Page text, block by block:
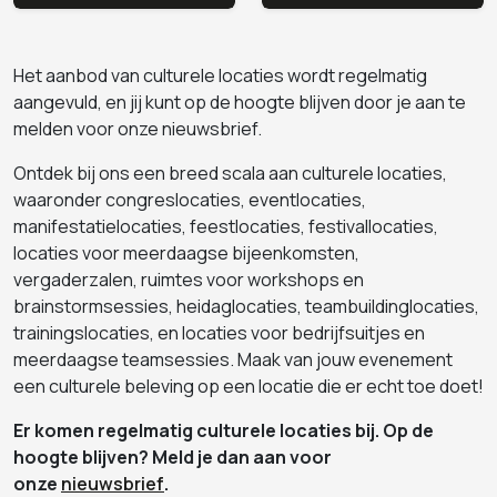
Het aanbod van culturele locaties wordt regelmatig
aangevuld, en jij kunt op de hoogte blijven door je aan te
melden voor onze nieuwsbrief.
Ontdek bij ons een breed scala aan culturele locaties,
waaronder congreslocaties, eventlocaties,
manifestatielocaties, feestlocaties, festivallocaties,
locaties voor meerdaagse bijeenkomsten,
vergaderzalen, ruimtes voor workshops en
brainstormsessies, heidaglocaties, teambuildinglocaties,
trainingslocaties, en locaties voor bedrijfsuitjes en
meerdaagse teamsessies. Maak van jouw evenement
een culturele beleving op een locatie die er echt toe doet!
Er komen regelmatig culturele locaties bij. Op de
hoogte blijven? Meld je dan aan voor
onze nieuwsbrief.